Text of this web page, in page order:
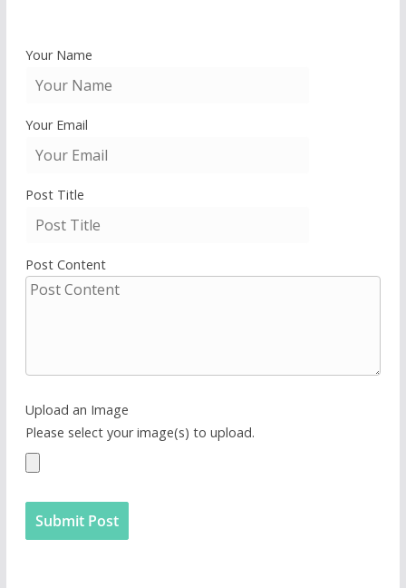
Your Name
Your Email
Post Title
Post Content
Upload an Image
Please select your image(s) to upload.